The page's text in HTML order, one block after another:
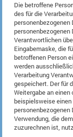
Die betroffene
des für die
personenbezogenen
Verantwortlichen
Eingabemaske, die
betroffenen Person
werden
Verarbeitung
gespeichert. Der für
Weitergabe an einen
beispielsweise
Verwendung, die
zuzurechnen ist,